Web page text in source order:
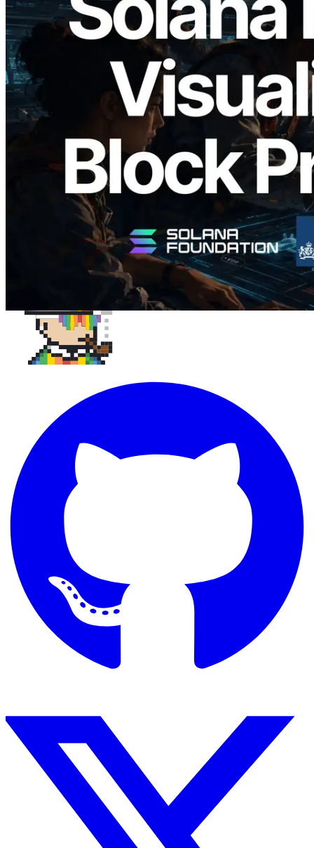
2026.05.24
Validators Solutions 发布 Solana Block
Analyzer — 以 slot 为单位可视化区块生
成时间与对应验证者